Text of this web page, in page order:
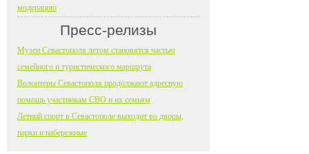
модерацию
Пресс-релизы
Музеи Севастополя летом становятся частью
семейного и туристического маршрута
Волонтеры Севастополя продолжают адресную
помощь участникам СВО и их семьям
Летний спорт в Севастополе выходит во дворы,
парки и набережные